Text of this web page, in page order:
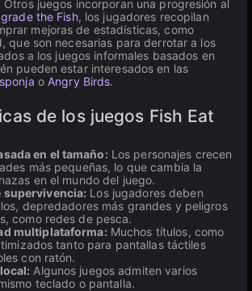
Otros juegos incorporan una progresión al
the Fish, los jugadores recopilan
mejoras de estadísticas, como
que son necesarias para derrotar a los
a los juegos informales basados en
pueden estar interesados en las
oAngry Birds.
de los juegos Fish Eat
en el tamaño: Los personajes crecen
más pequeñas, lo que cambia la
en el mundo del juego.
supervivencia: Los jugadores deben
depredadores más grandes y peligros
como redes de pesca.
multiplataforma: Muchos títulos, como
tanto para pantallas táctiles
con ratón.
Algunos juegos admiten varios
teclado o pantalla.